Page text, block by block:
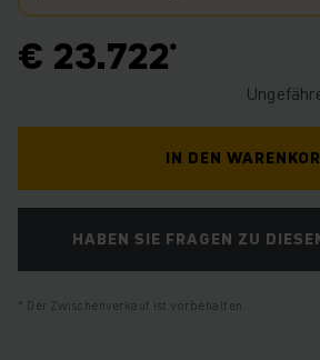
€ 23.722
IN DEN
HABEN SIE FRAGEN ZU
Der Zwischenverkauf ist vorbehalten.